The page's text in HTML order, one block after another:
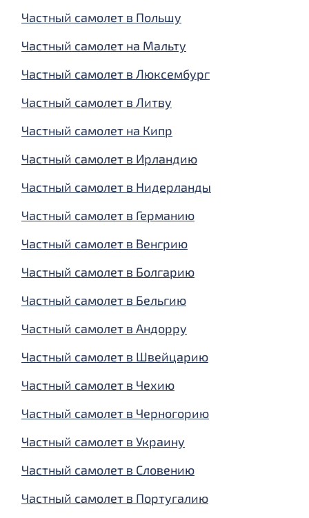
Частный самолет в Польшу
Частный самолет на Мальту
Частный самолет в Люксембург
Частный самолет в Литву
Частный самолет на Кипр
Частный самолет в Ирландию
Частный самолет в Нидерланды
Частный самолет в Германию
Частный самолет в Венгрию
Частный самолет в Болгарию
Частный самолет в Бельгию
Частный самолет в Андорру
Частный самолет в Швейцарию
Частный самолет в Чехию
Частный самолет в Черногорию
Частный самолет в Украину
Частный самолет в Словению
Частный самолет в Португалию